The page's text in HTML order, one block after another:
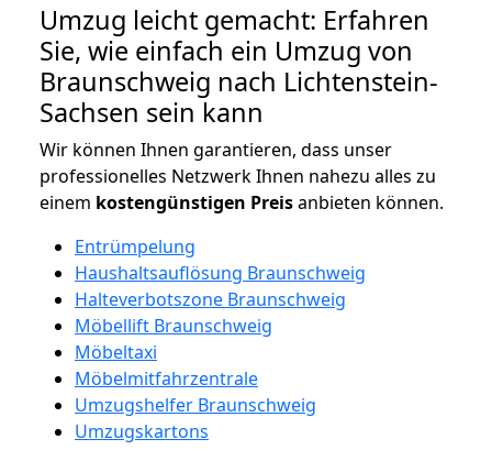
Umzug leicht gemacht: Erfahren
Sie, wie einfach ein Umzug von
Braunschweig nach Lichtenstein-
Sachsen sein kann
Wir können Ihnen garantieren, dass unser
professionelles Netzwerk Ihnen nahezu alles zu
einem kostengünstigen Preisanbieten können.
Entrümpelung
Haushaltsauflösung Braunschweig
Halteverbotszone Braunschweig
Möbellift Braunschweig
Möbeltaxi
Möbelmitfahrzentrale
Umzugshelfer Braunschweig
Umzugskartons